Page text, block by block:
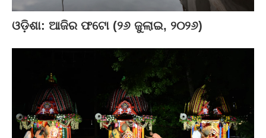
ଓଡ଼ିଶା: ଆଜିର ଫଟୋ (୨୬ ଜୁଲାଇ, ୨୦୨୬)